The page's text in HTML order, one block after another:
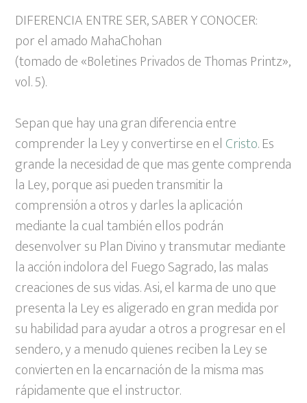
DIFERENCIA ENTRE SER, SABER Y CONOCER:
por el amado MahaChohan
(tomado de «Boletines Privados de Thomas Printz»,
vol. 5).
Sepan que hay una gran diferencia entre
comprender la Ley y convertirse en el Cristo. Es
grande la necesidad de que mas gente comprenda
la Ley, porque asi pueden transmitir la
comprensión a otros y darles la aplicación
mediante la cual también ellos podrán
desenvolver su Plan Divino y transmutar mediante
la acción indolora del Fuego Sagrado, las malas
creaciones de sus vidas. Asi, el karma de uno que
presenta la Ley es aligerado en gran medida por
su habilidad para ayudar a otros a progresar en el
sendero, y a menudo quienes reciben la Ley se
convierten en la encarnación de la misma mas
rápidamente que el instructor.